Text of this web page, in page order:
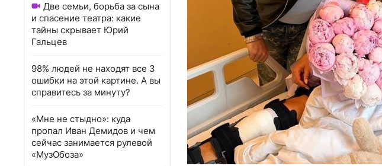
Две семьи, борьба за сына
и спасение театра: какие
тайны скрывает Юрий
Гальцев
98% людей не находят все 3
ошибки на этой картине. А вы
справитесь за минуту?
«Мне не стыдно»: куда
пропал Иван Демидов и чем
сейчас занимается рулевой
«МузОбоза»